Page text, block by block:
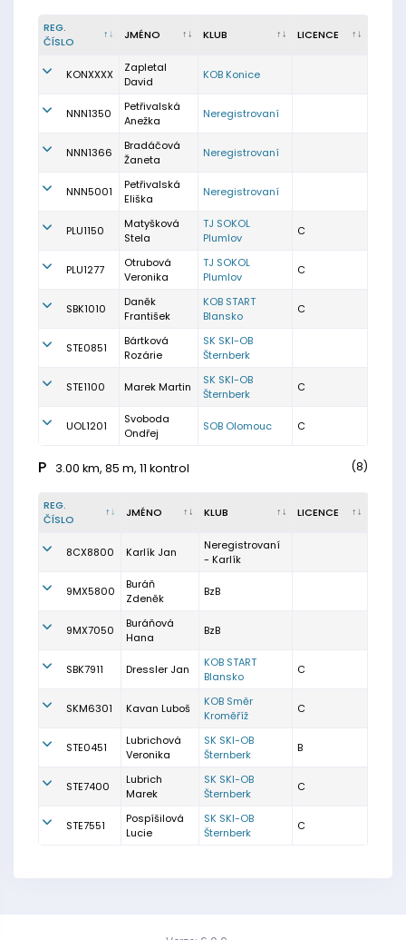
REG.
ČÍSLO
JMÉNO KLUB LICENCE
KONXXXX
Zapletal
David
KOB Konice
NNN1350
Petřivalská
Anežka
Neregistrovaní
NNN1366
Bradáčová
Žaneta
Neregistrovaní
NNN5001
Petřivalská
Eliška
Neregistrovaní
PLU1150
Matyšková
Stela
TJ SOKOL
Plumlov
C
PLU1277
Otrubová
Veronika
TJ SOKOL
Plumlov
C
SBK1010
Daněk
František
KOB START
Blansko
C
STE0851
Bártková
Rozárie
SK SKI-OB
Šternberk
STE1100 Marek Martin
SK SKI-OB
Šternberk
C
UOL1201
Svoboda
Ondřej
SOB Olomouc C
P 3.00 km, 85 m, 11 kontrol (8)
REG.
ČÍSLO
JMÉNO KLUB LICENCE
8CX8800 Karlík Jan
Neregistrovaní
- Karlík
9MX5800
Buráň
Zdeněk
BzB
9MX7050
Buráňová
Hana
BzB
SBK7911 Dressler Jan
KOB START
Blansko
C
SKM6301 Kavan Luboš
KOB Směr
Kroměříž
C
STE0451
Lubrichová
Veronika
SK SKI-OB
Šternberk
B
STE7400
Lubrich
Marek
SK SKI-OB
Šternberk
C
STE7551
Pospíšilová
Lucie
SK SKI-OB
Šternberk
C